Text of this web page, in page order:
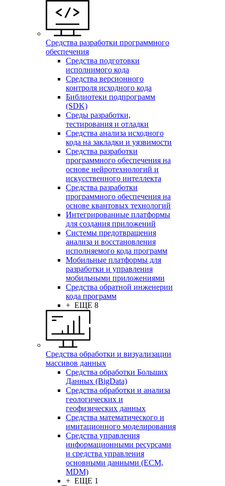
Средства разработки программного
обеспечения
Средства подготовки
исполнимого кода
Средства версионного
контроля исходного кода
Библиотеки подпрограмм
(SDK)
Среды разработки,
тестирования и отладки
Средства анализа исходного
кода на закладки и уязвимости
Средства разработки
программного обеспечения на
основе нейротехнологий и
искусственного интеллекта
Средства разработки
программного обеспечения на
основе квантовых технологий
Интегрированные платформы
для создания приложений
Системы предотвращения
анализа и восстановления
исполняемого кода программ
Мобильные платформы для
разработки и управления
мобильными приложениями
Средства обратной инженерии
кода программ
+ ЕЩЕ 8
Средства обработки и визуализации
массивов данных
Средства обработки Больших
Данных (BigData)
Средства обработки и анализа
геологических и
геофизических данных
Средства математического и
имитационного моделирования
Средства управления
информационными ресурсами
и средства управления
основными данными (ECM,
MDM)
+ ЕЩЕ 1